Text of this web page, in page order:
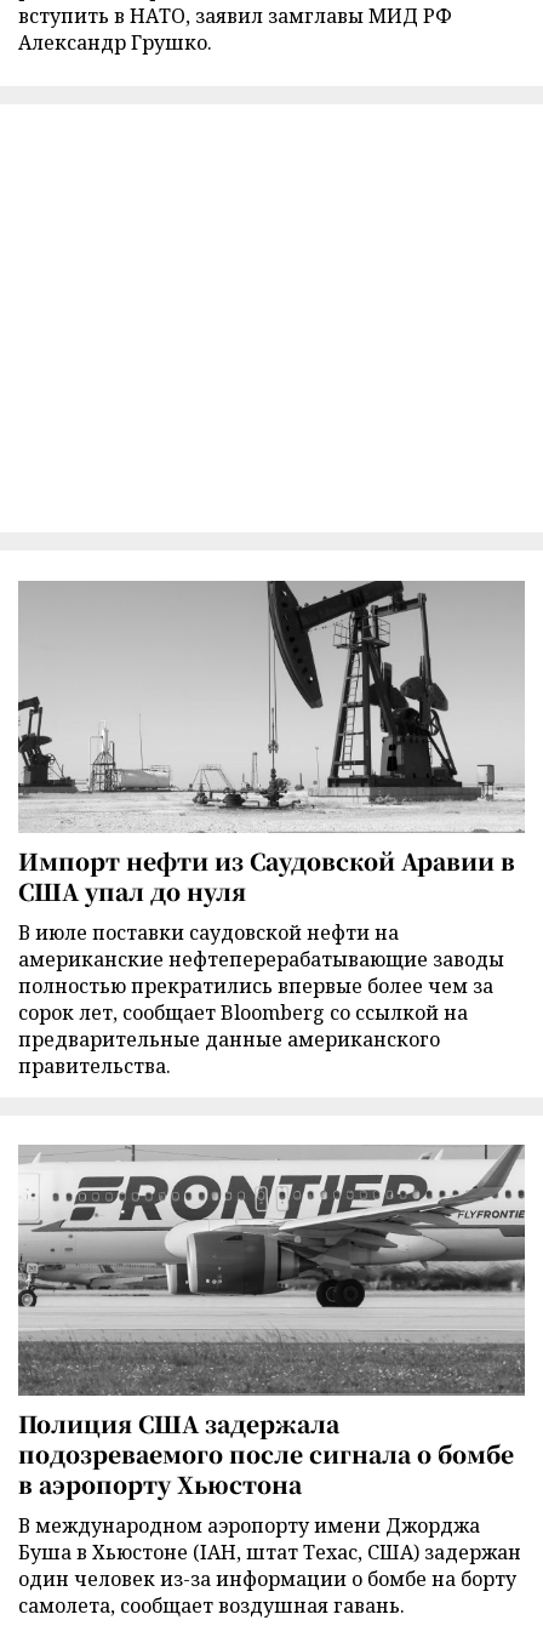
вступить в НАТО, заявил замглавы МИД РФ
Александр Грушко.
Импорт нефти из Саудовской Аравии в
США упал до нуля
В июле поставки саудовской нефти на
американские нефтеперерабатывающие заводы
полностью прекратились впервые более чем за
сорок лет, сообщает Bloomberg со ссылкой на
предварительные данные американского
правительства.
Полиция США задержала
подозреваемого после сигнала о бомбе
в аэропорту Хьюстона
В международном аэропорту имени Джорджа
Буша в Хьюстоне (IAH, штат Техас, США) задержан
один человек из-за информации о бомбе на борту
самолета, сообщает воздушная гавань.